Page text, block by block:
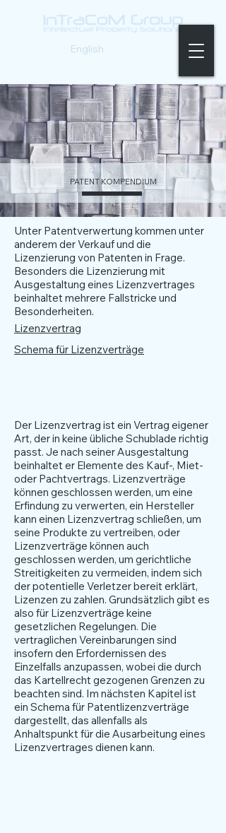
English
PATENT KOMPENDIUM
Unter Patentverwertung kommen unter
anderem der Verkauf und die
Lizenzierung von Patenten in Frage.
Besonders die Lizenzierung mit
Ausgestaltung eines Lizenzvertrages
beinhaltet mehrere Fallstricke und
Besonderheiten.
Lizenzvertrag
Schema für Lizenzverträge
Der Lizenzvertrag ist ein Vertrag eigener
Art, der in keine übliche Schublade richtig
passt. Je nach seiner Ausgestaltung
beinhaltet er Elemente des Kauf-, Miet-
oder Pachtvertrags. Lizenzverträge
können geschlossen werden, um eine
Erfindung zu verwerten, ein Hersteller
kann einen Lizenzvertrag schließen, um
seine Produkte zu vertreiben, oder
Lizenzverträge können auch
geschlossen werden, um gerichtliche
Streitigkeiten zu vermeiden, indem sich
der potentielle Verletzer bereit erklärt,
Lizenzen zu zahlen. Grundsätzlich gibt es
also für Lizenzverträge keine
gesetzlichen Regelungen. Die
vertraglichen Vereinbarungen sind
insofern den Erfordernissen des
Einzelfalls anzupassen, wobei die durch
das Kartellrecht gezogenen Grenzen zu
beachten sind. Im nächsten Kapitel ist
ein Schema für Patentlizenzverträge
dargestellt, das allenfalls als
Anhaltspunkt für die Ausarbeitung eines
Lizenzvertrages dienen kann.